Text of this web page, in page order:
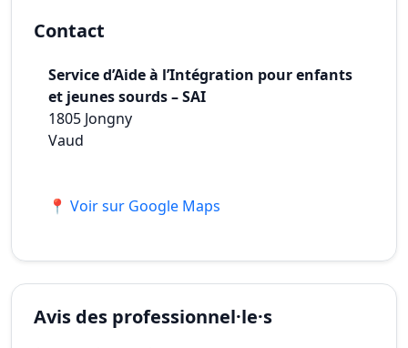
Contact
Service d’Aide à l’Intégration pour enfants
et jeunes sourds – SAI
1805 Jongny
Vaud
📍 Voir sur Google Maps
Avis des professionnel·le·s